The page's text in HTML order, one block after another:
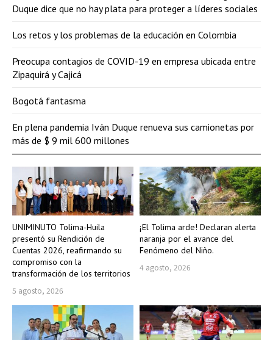
UNIMINUTO Tolima-Huila
presentó su Rendición de
Cuentas 2026, reafirmando su
compromiso con la
transformación de los territorios
5 agosto, 2026
¡El Tolima arde! Declaran alerta
naranja por el avance del
Fenómeno del Niño.
4 agosto, 2026
Duque dice que no hay plata para proteger a líderes sociales
Los retos y los problemas de la educación en Colombia
Preocupa contagios de COVID-19 en empresa ubicada entre
Zipaquirá y Cajicá
Bogotá fantasma
En plena pandemia Iván Duque renueva sus camionetas por
más de $ 9 mil 600 millones